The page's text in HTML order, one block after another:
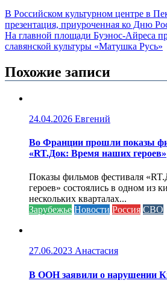
В Российском культурном центре в
презентация, приуроченная ко Дню
На главной площади Буэнос-Айреса
славянской культуры «Матушка Русь»
Похожие записи
24.04.2026 Евгений
Во Франции прошли показы
«RT.Док: Время наших героев»
Показы фильмов фестиваля
героев» состоялись в одном из
нескольких кварталах...
Зарубежье Новости Россия СВО
27.06.2023 Анастасия
В ООН заявили о нарушении